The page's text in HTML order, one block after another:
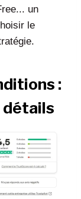
un
le
:
détails